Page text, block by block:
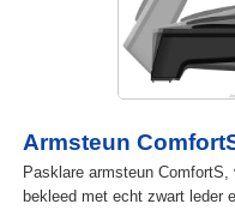
Armsteun
Pasklare armsteun
bekleed met echt zwart leder